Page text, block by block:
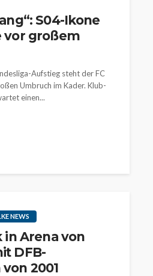
S04-Ikone
vor großem
Aufstieg steht der FC
Umbruch im Kader. Klub-
einen...
NEWS
in Arena von
DFB-
2001